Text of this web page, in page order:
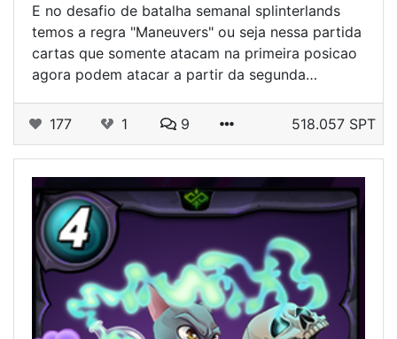
E no desafio de batalha semanal splinterlands
temos a regra "Maneuvers" ou seja nessa partida
cartas que somente atacam na primeira posicao
agora podem atacar a partir da segunda…
177 1 9 518.057 SPT